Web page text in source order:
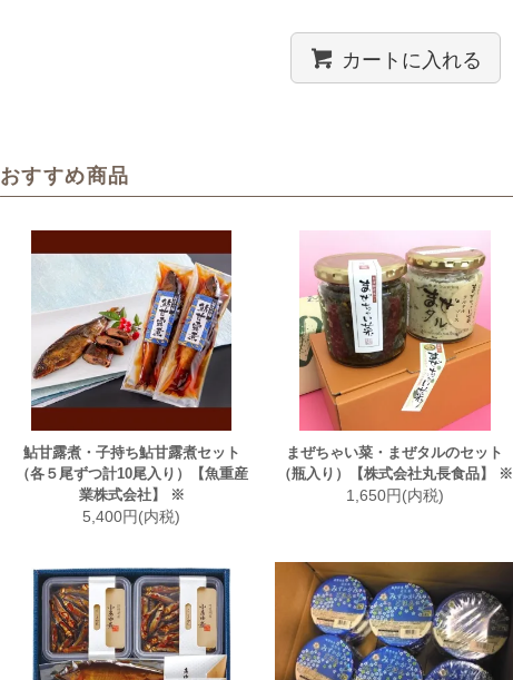
カートに入れる
おすすめ商品
鮎甘露煮・子持ち鮎甘露煮セット
（各５尾ずつ計10尾入り）【魚重産
業株式会社】 ※
5,400円(内税)
まぜちゃい菜・まぜタルのセット
（瓶入り）【株式会社丸長食品】 ※
1,650円(内税)